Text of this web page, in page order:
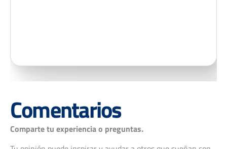
Comentarios
Comparte tu experiencia o preguntas.